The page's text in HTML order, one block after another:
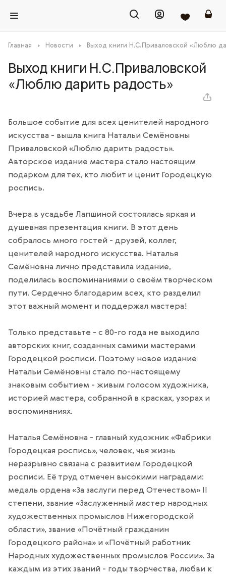
Главная Новости Выход книги Н.С.Приваловской «Люблю
Выход книги Н.С.Приваловской
«Люблю дарить радость»
Большое событие для всех ценителей народного
искусства - вышла книга Натальи Семёновны
Приваловской «Люблю дарить радость».
Авторское издание мастера стало настоящим
подарком для тех, кто любит и ценит Городецкую
роспись.
Вчера в усадьбе Лапшиной состоялась яркая и
душевная презентация книги. В этот день
собралось много гостей - друзей, коллег,
ценителей народного искусства. Наталья
Семёновна лично представила издание,
поделилась воспоминаниями о своём творческом
пути. Сердечно благодарим всех, кто разделил
этот важный момент и поддержал мастера!
Только представьте - с 80-го года не выходило
авторских книг, созданных самими мастерами
Городецкой росписи. Поэтому новое издание
Натальи Семёновны стало по-настоящему
знаковым событием - живым голосом художника,
историей мастера, собранной в красках, узорах и
воспоминаниях.
Наталья Семёновна - главный художник «Фабрики
Городецкая роспись», человек, чья жизнь
неразрывно связана с развитием Городецкой
росписи. Её труд отмечен высокими наградами:
медаль ордена «За заслуги перед Отечеством» II
степени, звание «Заслуженный мастер народных
художественных промыслов Нижегородской
области», звание «Почётный гражданин
Городецкого района» и «Почётный работник
Народных художественных промыслов России». За
каждым из этих званий - годы творчества, любви к